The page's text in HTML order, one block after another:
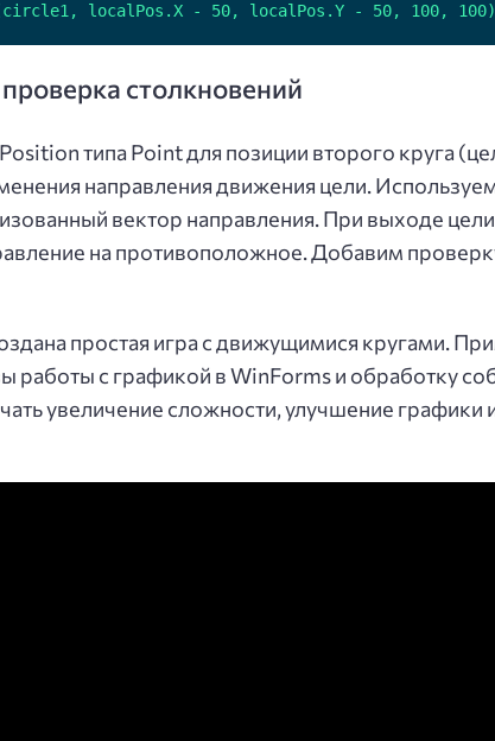
localPos.X - 50, localPos.Y - 50, 100,
столкновений
типа Point для позиции второго круга
направления движения цели.
вектор направления. При выходе
на противоположное. Добавим
простая игра с движущимися кругами.
работы с графикой в WinForms и обработку
увеличение сложности, улучшение графики